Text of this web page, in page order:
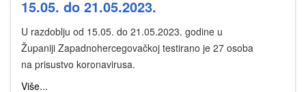
15.05. do 21.05.2023.
U razdoblju od 15.05. do 21.05.2023. godine u
Županiji Zapadnohercegovačkoj testirano je 27 osoba
na prisustvo koronavirusa.
Više...